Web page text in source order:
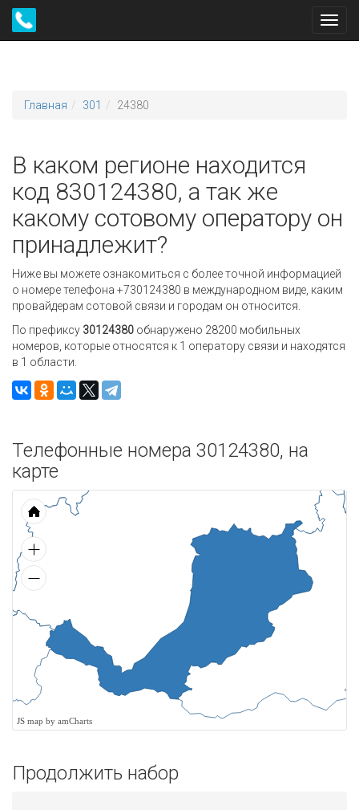
Главная 301 24380
В каком регионе находится
код 830124380, а так же
какому сотовому оператору он
принадлежит?
Ниже вы можете ознакомиться с более точной информацией
о номере телефона +730124380 в международном виде, каким
провайдерам сотовой связи и городам он относится.
По префиксу 30124380 обнаружено 28200 мобильных
номеров, которые относятся к 1 оператору связи и находятся
в 1 области.
Телефонные номера 30124380, на
карте
JS map by amCharts
Продолжить набор